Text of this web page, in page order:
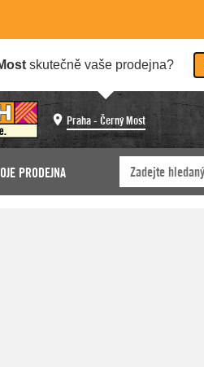
skutečně vaše prodejna?
Praha - Černý Most
PRODEJNA